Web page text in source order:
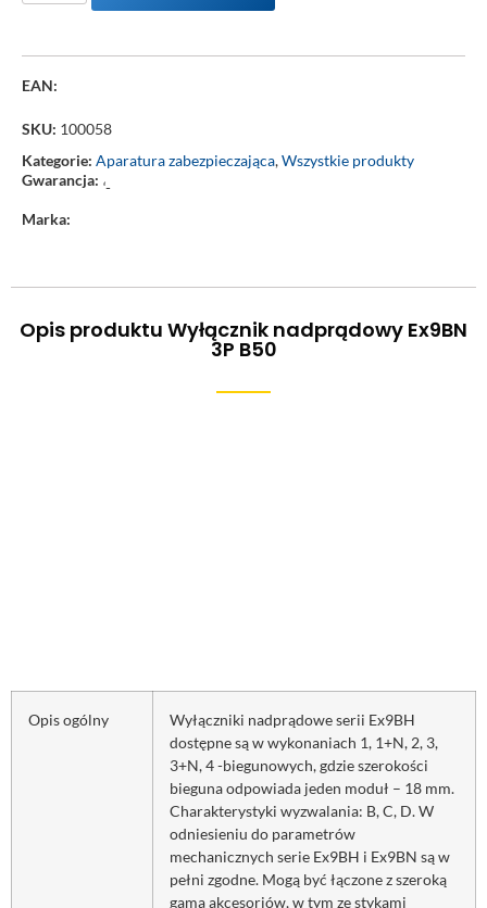
EAN:
SKU: 100058
Kategorie: Aparatura zabezpieczająca,Wszystkie produkty
Gwarancja: ‘-
Marka:
Opis produktu Wyłącznik nadprądowy Ex9BN
3P B50
Opis ogólny
Wyłączniki nadprądowe serii Ex9BH
dostępne są w wykonaniach 1, 1+N, 2, 3,
3+N, 4 -biegunowych, gdzie szerokości
bieguna odpowiada jeden moduł – 18 mm.
Charakterystyki wyzwalania: B, C, D. W
odniesieniu do parametrów
mechanicznych serie Ex9BH i Ex9BN są w
pełni zgodne. Mogą być łączone z szeroką
gamą akcesoriów, w tym ze stykami